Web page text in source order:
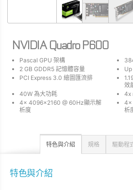
NVIDIA Quadro P600
Pascal GPU 架構
2 GB GDDR5 記憶體容量
PCI Express 3.0 繪圖匯流排
效
40W 為大功耗
4x
4x 4096x2160 @ 60Hz顯示解
析度
4x
析
特色與介紹 規格 驅動程
特色與介紹